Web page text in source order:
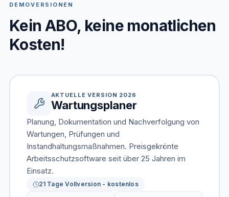
DEMOVERSIONEN
Kein ABO, keine monatlichen
Kosten!
AKTUELLE VERSION 2026
Wartungsplaner
Planung, Dokumentation und Nachverfolgung von
Wartungen, Prüfungen und
Instandhaltungsmaßnahmen. Preisgekrönte
Arbeitsschutzsoftware seit über 25 Jahren im
Einsatz.
21 Tage Vollversion - kostenlos